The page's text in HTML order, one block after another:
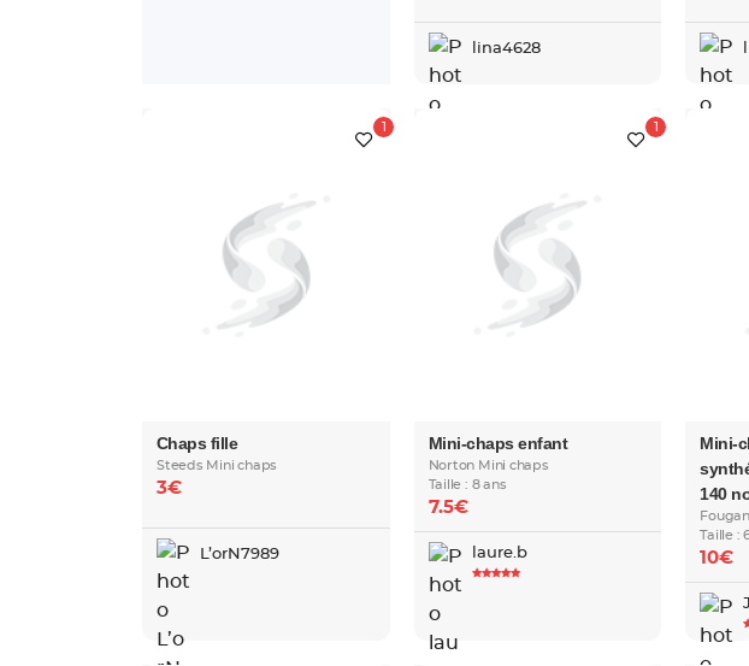
lina4628
Chaps fille
Steeds Mini chaps
3€
L’orN7989
Mini-chaps enfant
Norton Mini chaps
Taille : 8 ans
7.5€
laure.b
Mini-
140
Taille :
10€